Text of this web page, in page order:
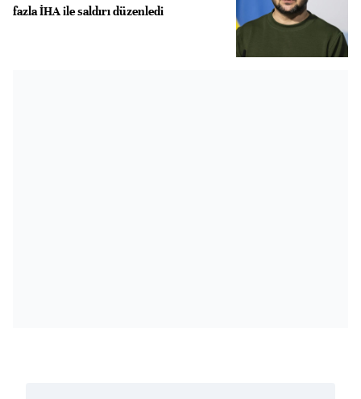
fazla İHA ile saldırı düzenledi